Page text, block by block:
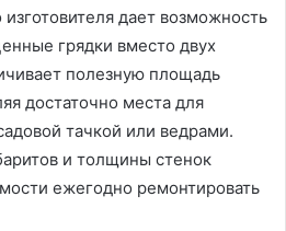
дает возможность
грядки вместо двух
полезную площадь
достаточно места для
тачкой или ведрами.
и толщины стенок
ежегодно ремонтировать